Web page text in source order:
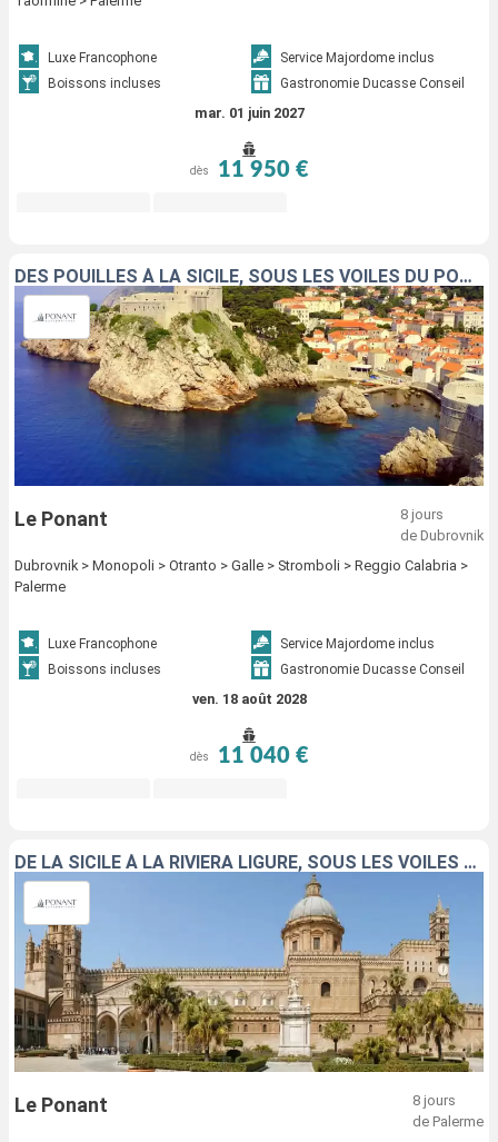
Luxe Francophone
Service Majordome inclus
Boissons incluses
Gastronomie Ducasse Conseil
mar. 01 juin 2027
dès 11 950 €
DES POUILLES À LA SICILE, SOUS LES VOILES DU PONANT
Le Ponant
8 jours
de Dubrovnik
Dubrovnik > Monopoli > Otranto > Galle > Stromboli > Reggio Calabria >
Palerme
Luxe Francophone
Service Majordome inclus
Boissons incluses
Gastronomie Ducasse Conseil
ven. 18 août 2028
dès 11 040 €
DE LA SICILE À LA RIVIERA LIGURE, SOUS LES VOILES DU PONANT
Le Ponant
8 jours
de Palerme